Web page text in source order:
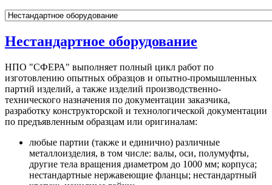
Нестандартное оборудование
НПО "СФЕРА" выполняет полный цикл работ по
изготовлению опытных образцов и опытно-промышленных
партий изделий, а также изделий производственно-
технического назначения по документации заказчика,
разработку конструкторской и технологической документации
по предъявленным образцам или оригиналам:
любые партии (также и единично) различные
металлоизделия, в том числе: валы, оси, полумуфты,
другие тела вращения диаметром до 1000 мм; корпуса;
нестандартные нержавеющие фланцы; нестандартный